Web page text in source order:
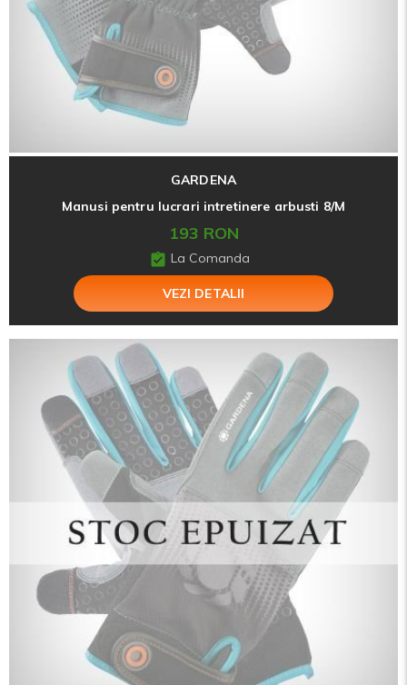
GARDENA
Manusi pentru lucrari intretinere arbusti 8/M
193 RON
La Comanda
VEZI DETALII